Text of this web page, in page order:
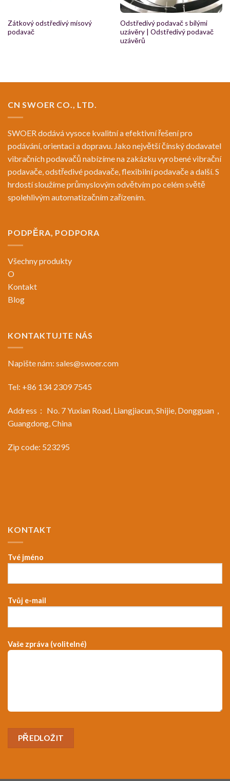
Zátkový odstředivý mísový
podavač
Odstředivý podavač s bílými
uzávěry | Odstředivý podavač
uzávěrů
CN SWOER CO., LTD.
SWOER dodává vysoce kvalitní a efektivní řešení pro
podávání, orientaci a dopravu. Jako největší čínský dodavatel
vibračních podavačů nabízíme na zakázku vyrobené vibrační
podavače, odstředivé podavače, flexibilní podavače a další. S
hrdostí sloužíme průmyslovým odvětvím po celém světě
spolehlivým automatizačním zařízením.
PODPĚRA, PODPORA
Všechny produkty
O
Kontakt
Blog
KONTAKTUJTE NÁS
Napište nám: sales@swoer.com
Tel: +86 134 2309 7545
Address： No. 7 Yuxian Road, Liangjiacun, Shijie, Dongguan，
Guangdong, China
Zip code: 523295
KONTAKT
Tvé jméno
Tvůj e-mail
Vaše zpráva (volitelné)